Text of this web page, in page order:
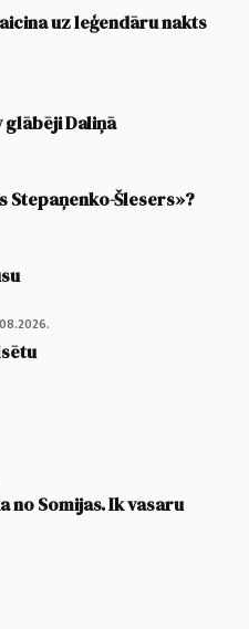
uz leģendāru nakts
Daliņā
Stepaņenko-Šlesers»?
no Somijas. Ik vasaru